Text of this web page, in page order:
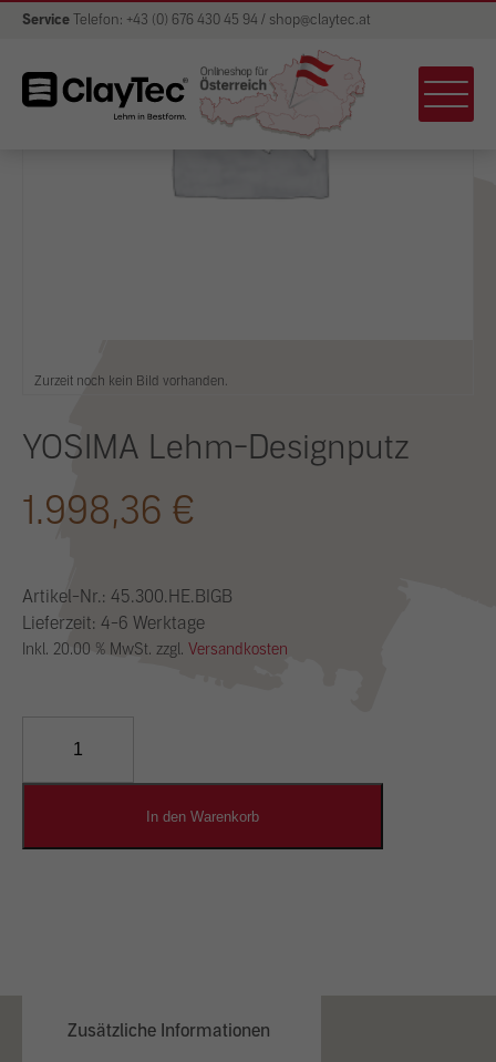
Service Telefon: +43 (0) 676 430 45 94 / shop@claytec.at
Zurzeit noch kein Bild vorhanden.
YOSIMA Lehm-Designputz
1.998,36 €
Artikel-Nr.: 45.300.HE.BIGB
Lieferzeit: 4-6 Werktage
Inkl. 20.00 % MwSt. zzgl. Versandkosten
Designputz
In den Warenkorb
Zusätzliche Informationen